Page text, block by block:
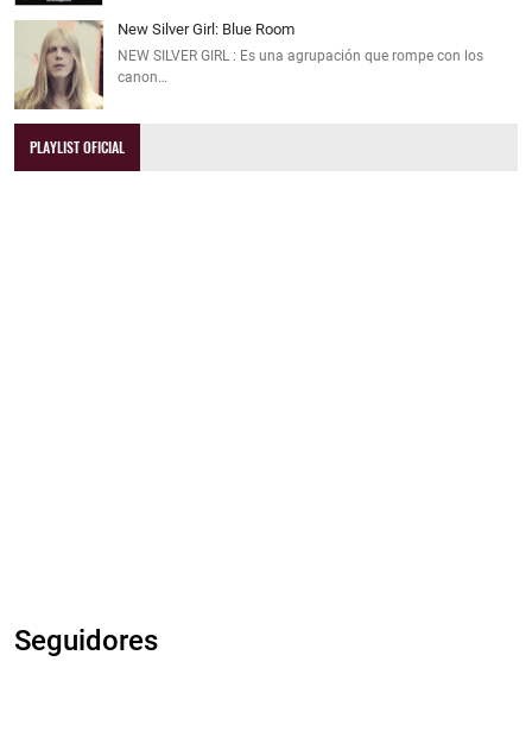
New Silver Girl: Blue Room
NEW SILVER GIRL : Es una agrupación que rompe con los
canon…
PLAYLIST OFICIAL
Seguidores